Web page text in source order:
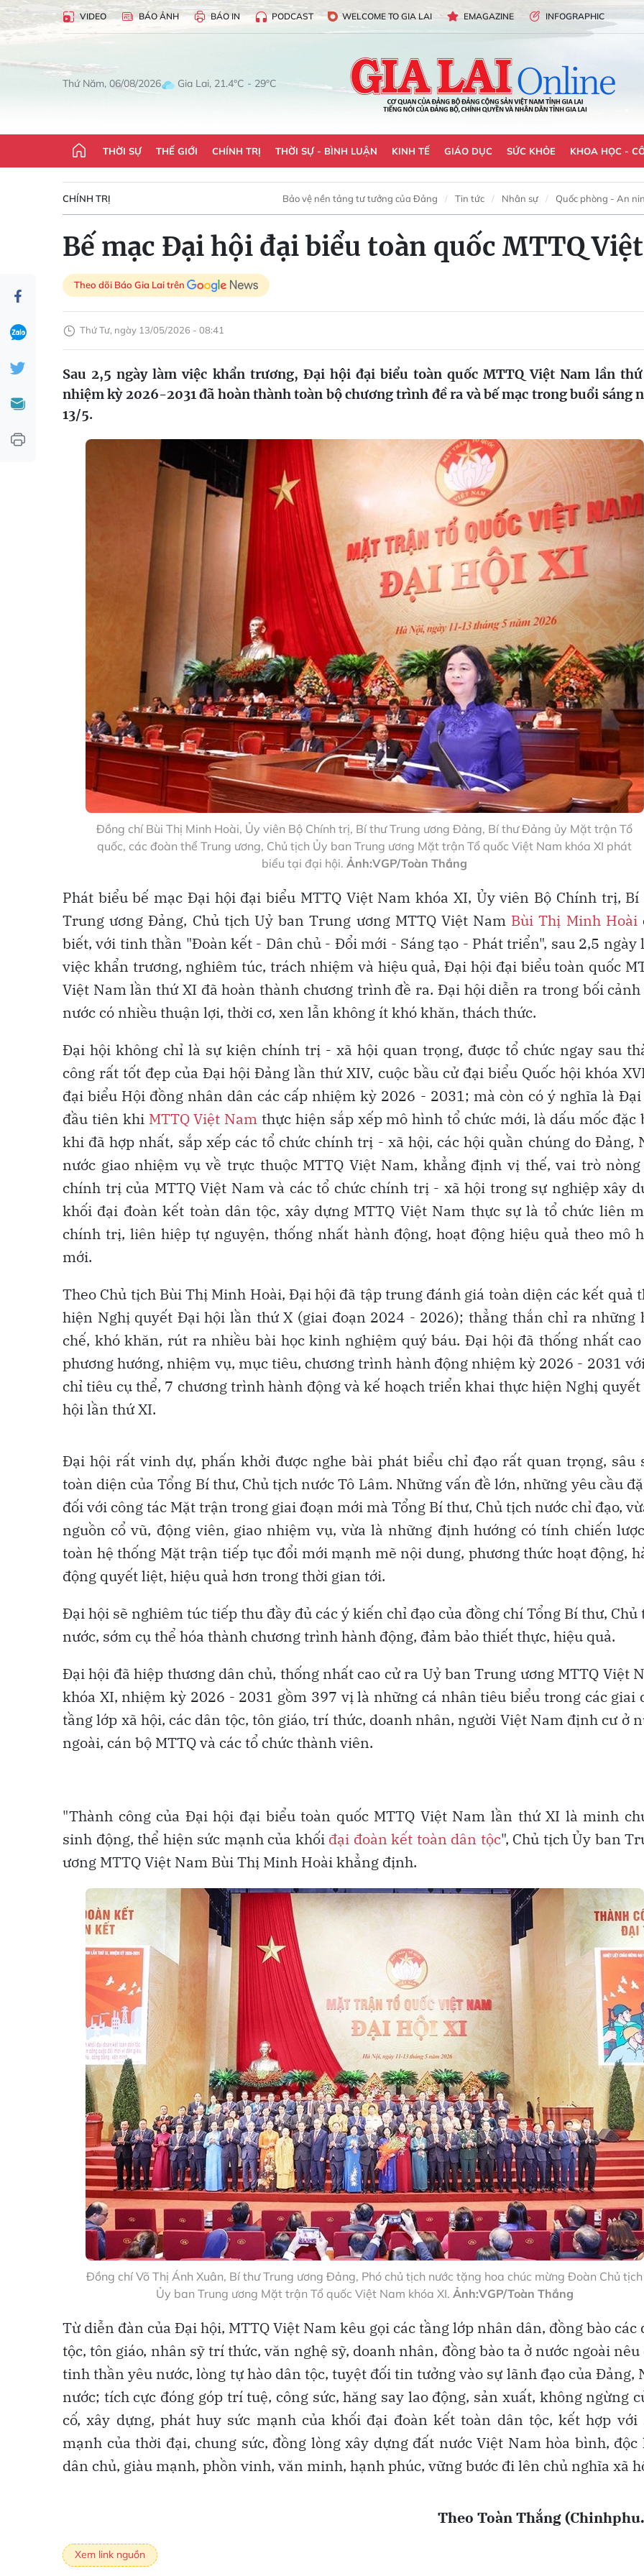
VIDEO BÁO ẢNH BÁO IN PODCAST WELCOME TO GIA LAI EMAGAZINE INFOGRAPHIC
Thứ Năm, 06/08/2026 Gia Lai, 21.4°C - 29°C
THỜI SỰ THẾ GIỚI CHÍNH TRỊ THỜI SỰ - BÌNH LUẬN KINH TẾ GIÁO DỤC SỨC KHỎE KHOA HỌC -
CHÍNH TRỊ Bảo vệ nền tảng tư tưởng của Đảng Tin tức Nhân sự Quốc phòng - An
Bế mạc Đại hội đại biểu toàn quốc MTTQ
Theo dõi Báo Gia Lai trên
Thứ Tư, ngày 13/05/2026 - 08:41
Sau 2,5 ngày làm việc khẩn trương, Đại hội đại biểu toàn quốc MTTQ Việt Nam lần
nhiệm kỳ 2026-2031 đã hoàn thành toàn bộ chương trình đề ra và bế mạc trong buổi sáng
13/5.
Đồng chí Bùi Thị Minh Hoài, Ủy viên Bộ Chính trị, Bí thư Trung ương Đảng, Bí thư Đảng ủy Mặt trận Tổ
quốc, các đoàn thể Trung ương, Chủ tịch Ủy ban Trung ương Mặt trận Tổ quốc Việt Nam khóa XI phát
biểu tại đại hội. Ảnh:VGP/Toàn Thắng
Phát biểu bế mạc Đại hội đại biểu MTTQ Việt Nam khóa XI, Ủy viên Bộ Chính trị, Bí
Trung ương Đảng, Chủ tịch Uỷ ban Trung ương MTTQ Việt Nam Bùi Thị Minh Hoài
biết, với tinh thần "Đoàn kết - Dân chủ - Đổi mới - Sáng tạo - Phát triển", sau 2,5 ngày
việc khẩn trương, nghiêm túc, trách nhiệm và hiệu quả, Đại hội đại biểu toàn quốc
Việt Nam lần thứ XI đã hoàn thành chương trình đề ra. Đại hội diễn ra trong bối
nước có nhiều thuận lợi, thời cơ, xen lẫn không ít khó khăn, thách thức.
Đại hội không chỉ là sự kiện chính trị - xã hội quan trọng, được tổ chức ngay sau
công rất tốt đẹp của Đại hội Đảng lần thứ XIV, cuộc bầu cử đại biểu Quốc hội khóa
đại biểu Hội đồng nhân dân các cấp nhiệm kỳ 2026 - 2031; mà còn có ý nghĩa là
đầu tiên khi MTTQ Việt Nam thực hiện sắp xếp mô hình tổ chức mới, là dấu mốc đặc
khi đã hợp nhất, sắp xếp các tổ chức chính trị - xã hội, các hội quần chúng do Đảng,
nước giao nhiệm vụ về trực thuộc MTTQ Việt Nam, khẳng định vị thế, vai trò
chính trị của MTTQ Việt Nam và các tổ chức chính trị - xã hội trong sự nghiệp xây
khối đại đoàn kết toàn dân tộc, xây dựng MTTQ Việt Nam thực sự là tổ chức liên
chính trị, liên hiệp tự nguyện, thống nhất hành động, hoạt động hiệu quả theo mô
mới.
Theo Chủ tịch Bùi Thị Minh Hoài, Đại hội đã tập trung đánh giá toàn diện các kết quả
hiện Nghị quyết Đại hội lần thứ X (giai đoạn 2024 - 2026); thẳng thắn chỉ ra những
chế, khó khăn, rút ra nhiều bài học kinh nghiệm quý báu. Đại hội đã thống nhất
phương hướng, nhiệm vụ, mục tiêu, chương trình hành động nhiệm kỳ 2026 - 2031
chỉ tiêu cụ thể, 7 chương trình hành động và kế hoạch triển khai thực hiện Nghị
hội lần thứ XI.
Đại hội rất vinh dự, phấn khởi được nghe bài phát biểu chỉ đạo rất quan trọng, sâu
toàn diện của Tổng Bí thư, Chủ tịch nước Tô Lâm. Những vấn đề lớn, những yêu cầu
đối với công tác Mặt trận trong giai đoạn mới mà Tổng Bí thư, Chủ tịch nước chỉ đạo,
nguồn cổ vũ, động viên, giao nhiệm vụ, vừa là những định hướng có tính chiến
toàn hệ thống Mặt trận tiếp tục đổi mới mạnh mẽ nội dung, phương thức hoạt động,
động quyết liệt, hiệu quả hơn trong thời gian tới.
Đại hội sẽ nghiêm túc tiếp thu đầy đủ các ý kiến chỉ đạo của đồng chí Tổng Bí thư, Chủ
nước, sớm cụ thể hóa thành chương trình hành động, đảm bảo thiết thực, hiệu quả.
Đại hội đã hiệp thương dân chủ, thống nhất cao cử ra Uỷ ban Trung ương MTTQ Việt
khóa XI, nhiệm kỳ 2026 - 2031 gồm 397 vị là những cá nhân tiêu biểu trong các giai
tầng lớp xã hội, các dân tộc, tôn giáo, trí thức, doanh nhân, người Việt Nam định cư ở
ngoài, cán bộ MTTQ và các tổ chức thành viên.
"Thành công của Đại hội đại biểu toàn quốc MTTQ Việt Nam lần thứ XI là minh
sinh động, thể hiện sức mạnh của khối đại đoàn kết toàn dân tộc", Chủ tịch Ủy ban
ương MTTQ Việt Nam Bùi Thị Minh Hoài khẳng định.
Đồng chí Võ Thị Ánh Xuân, Bí thư Trung ương Đảng, Phó chủ tịch nước tặng hoa chúc mừng Đoàn Chủ tịch
Ủy ban Trung ương Mặt trận Tổ quốc Việt Nam khóa XI. Ảnh:VGP/Toàn Thắng
Từ diễn đàn của Đại hội, MTTQ Việt Nam kêu gọi các tầng lớp nhân dân, đồng bào các
tộc, tôn giáo, nhân sỹ trí thức, văn nghệ sỹ, doanh nhân, đồng bào ta ở nước ngoài nêu
tinh thần yêu nước, lòng tự hào dân tộc, tuyệt đối tin tưởng vào sự lãnh đạo của Đảng,
nước; tích cực đóng góp trí tuệ, công sức, hăng say lao động, sản xuất, không ngừng
cố, xây dựng, phát huy sức mạnh của khối đại đoàn kết toàn dân tộc, kết hợp với
mạnh của thời đại, chung sức, đồng lòng xây dựng đất nước Việt Nam hòa bình, độc
dân chủ, giàu mạnh, phồn vinh, văn minh, hạnh phúc, vững bước đi lên chủ nghĩa xã
Theo Toàn Thắng
Xem link nguồn